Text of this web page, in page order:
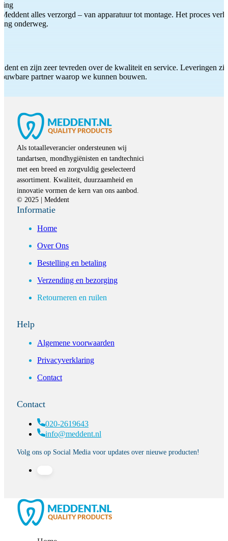
alles verzorgd – van apparatuur tot montage. Het proces
onderweg.
en zijn zeer tevreden over de kwaliteit en service. Leveringen
partner waarop we kunnen bouwen.
Als totaalleverancier ondersteunen wij
tandartsen, mondhygiënisten en tandtechnici
met een breed en zorgvuldig geselecteerd
assortiment. Kwaliteit, duurzaamheid en
innovatie vormen de kern van ons aanbod.
© 2025 | Meddent
Informatie
Home
Over Ons
Bestelling en betaling
Verzending en bezorging
Retourneren en ruilen
Help
Algemene voorwaarden
Privacyverklaring
Contact
Contact
020-2619643
info@meddent.nl
Volg ons op Social Media voor updates over nieuwe producten!